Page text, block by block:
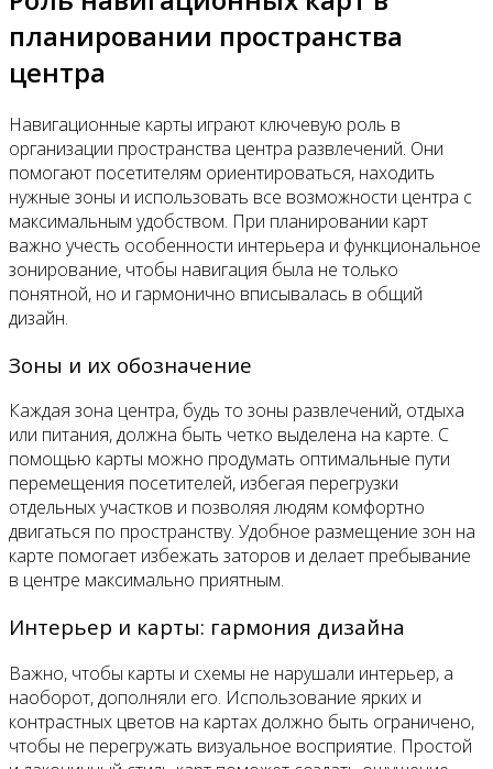
планировании пространства
центра
Навигационные карты играют ключевую роль в
организации пространства центра развлечений. Они
помогают посетителям ориентироваться, находить
нужные зоны и использовать все возможности центра с
максимальным удобством. При планировании карт
важно учесть особенности интерьера и функциональное
зонирование, чтобы навигация была не только
понятной, но и гармонично вписывалась в общий
дизайн.
Зоны и их обозначение
Каждая зона центра, будь то зоны развлечений, отдыха
или питания, должна быть четко выделена на карте. С
помощью карты можно продумать оптимальные пути
перемещения посетителей, избегая перегрузки
отдельных участков и позволяя людям комфортно
двигаться по пространству. Удобное размещение зон на
карте помогает избежать заторов и делает пребывание
в центре максимально приятным.
Интерьер и карты: гармония дизайна
Важно, чтобы карты и схемы не нарушали интерьер, а
наоборот, дополняли его. Использование ярких и
контрастных цветов на картах должно быть ограничено,
чтобы не перегружать визуальное восприятие. Простой